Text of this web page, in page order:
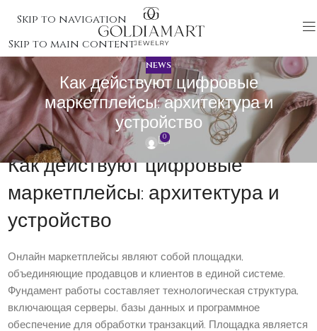
Skip to navigation
Skip to main content
NEWS
Как действуют цифровые
маркетплейсы: архитектура и
устройство
0
Как действуют цифровые
маркетплейсы: архитектура и
устройство
Онлайн маркетплейсы являют собой площадки,
объединяющие продавцов и клиентов в единой системе.
Фундамент работы составляет технологическая структура,
включающая серверы, базы данных и программное
обеспечение для обработки транзакций. Площадка является